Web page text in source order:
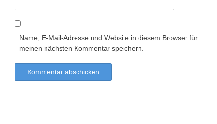
Name, E-Mail-Adresse und Website in diesem Browser für
meinen nächsten Kommentar speichern.